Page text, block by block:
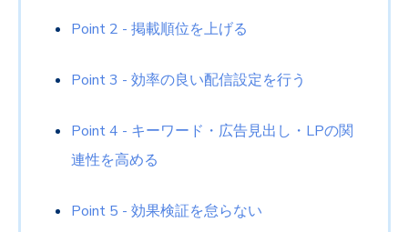
Point 2 - 掲載順位を上げる
Point 3 - 効率の良い配信設定を行う
Point 4 - キーワード・広告見出し・LPの関
連性を高める
Point 5 - 効果検証を怠らない